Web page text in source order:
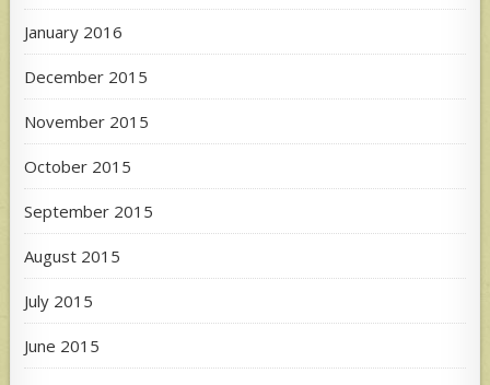
January 2016
December 2015
November 2015
October 2015
September 2015
August 2015
July 2015
June 2015